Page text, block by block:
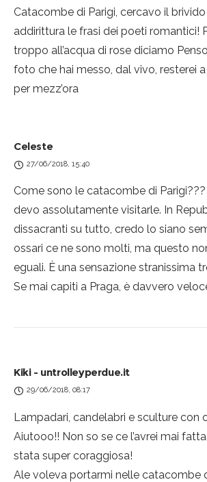
Catacombe di Parigi, cercavo il
addirittura le frasi dei poeti romantici!
troppo all’acqua di rose diciamo
foto che hai messo, dal vivo, resterei
per mezz’ora
Celeste
27/06/2018, 15:40
Come sono le catacombe di
devo assolutamente visitarle. In
dissacranti su tutto, credo lo siano
ossari ce ne sono molti, ma questo
eguali. È una sensazione stranissima
Se mai capiti a Praga, è davvero
Kiki - untrolleyperdue.it
29/06/2018, 08:17
Lampadari, candelabri e sculture con
Aiutooo!! Non so se ce l’avrei mai
stata super coraggiosa!
Ale voleva portarmi nelle catacombe